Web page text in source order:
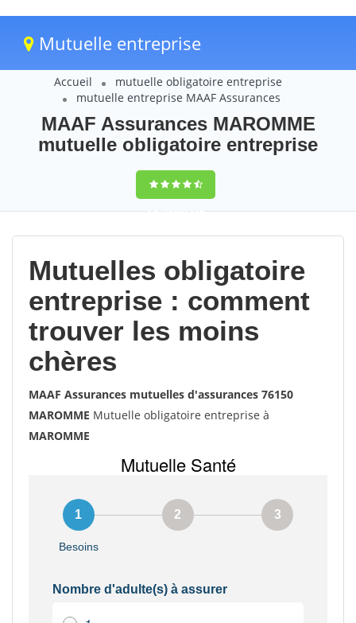
Mutuelle entreprise
Accueil
mutuelle obligatoire entreprise
mutuelle entreprise MAAF Assurances
MAAF Assurances MAROMME
mutuelle obligatoire entreprise
9,5(100%)215
Mutuelles obligatoire
entreprise : comment
trouver les moins
chères
MAAF Assurances mutuelles d'assurances 76150
MAROMME Mutuelle obligatoire entreprise à
MAROMME